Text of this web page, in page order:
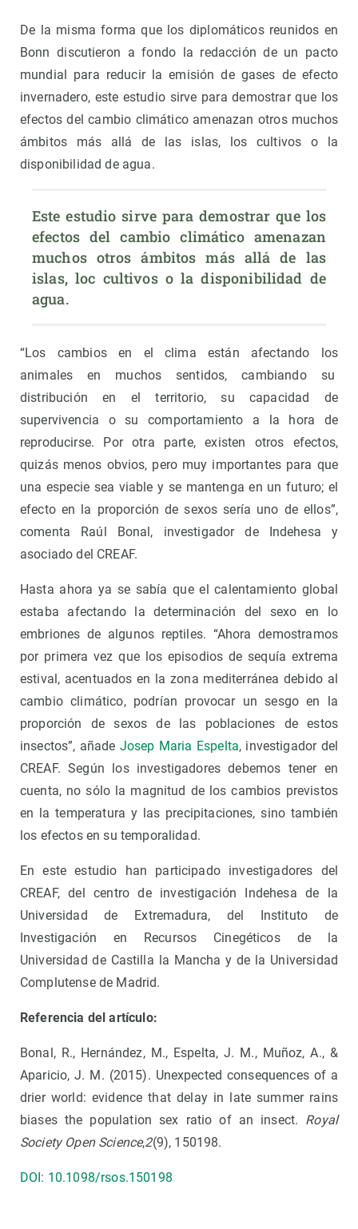
De la misma forma que los diplomáticos reunidos en
Bonn discutieron a fondo la redacción de un pacto
mundial para reducir la emisión de gases de efecto
invernadero, este estudio sirve para demostrar que los
efectos del cambio climático amenazan otros muchos
ámbitos más allá de las islas, los cultivos o la
disponibilidad de agua.
Este estudio sirve para demostrar que los
efectos del cambio climático amenazan
muchos otros ámbitos más allá de las
islas, loc cultivos o la disponibilidad de
agua.
“Los cambios en el clima están afectando los
animales en muchos sentidos, cambiando su
distribución en el territorio, su capacidad de
supervivencia o su comportamiento a la hora de
reproducirse. Por otra parte, existen otros efectos,
quizás menos obvios, pero muy importantes para que
una especie sea viable y se mantenga en un futuro; el
efecto en la proporción de sexos sería uno de ellos”,
comenta Raúl Bonal, investigador de Indehesa y
asociado del CREAF.
Hasta ahora ya se sabía que el calentamiento global
estaba afectando la determinación del sexo en lo
embriones de algunos reptiles. “Ahora demostramos
por primera vez que los episodios de sequía extrema
estival, acentuados en la zona mediterránea debido al
cambio climático, podrían provocar un sesgo en la
proporción de sexos de las poblaciones de estos
insectos”, añade Josep Maria Espelta, investigador del
CREAF. Según los investigadores debemos tener en
cuenta, no sólo la magnitud de los cambios previstos
en la temperatura y las precipitaciones, sino también
los efectos en su temporalidad.
En este estudio han participado investigadores del
CREAF, del centro de investigación Indehesa de la
Universidad de Extremadura, del Instituto de
Investigación en Recursos Cinegéticos de la
Universidad de Castilla la Mancha y de la Universidad
Complutense de Madrid.
Referencia del artículo:
Bonal, R., Hernández, M., Espelta, J. M., Muñoz, A., &
Aparicio, J. M. (2015). Unexpected consequences of a
drier world: evidence that delay in late summer rains
biases the population sex ratio of an insect. Royal
Society Open Science,2(9), 150198.
DOI: 10.1098/rsos.150198